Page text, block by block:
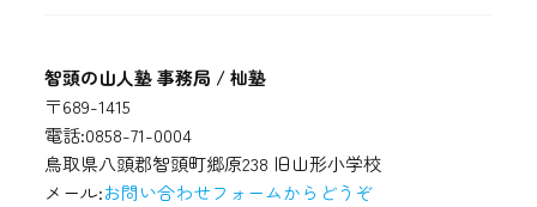
智頭の山人塾 事務局 / 杣塾
〒689-1415
電話:0858-71-0004
鳥取県八頭郡智頭町郷原238 旧山形小学校
メール:お問い合わせフォームからどうぞ